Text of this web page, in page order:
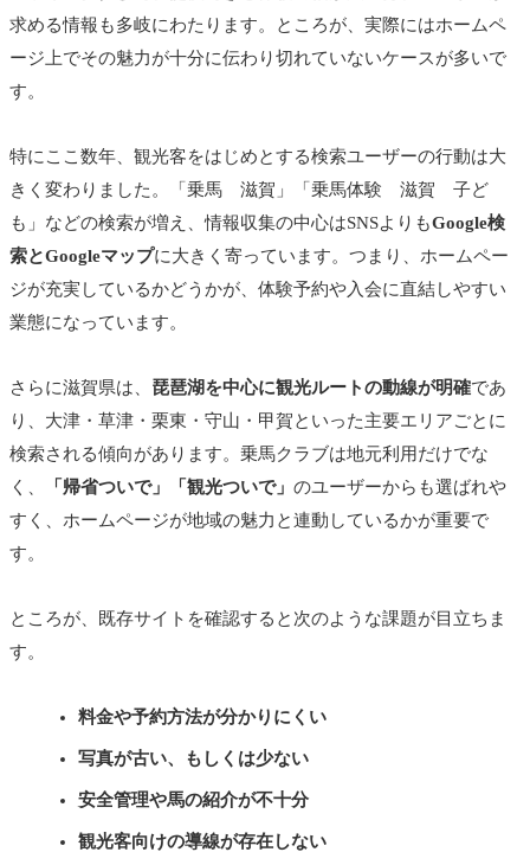
求める情報も多岐にわたります。ところが、実際にはホームペ
ージ上でその魅力が十分に伝わり切れていないケースが多いで
す。
特にここ数年、観光客をはじめとする検索ユーザーの行動は大
きく変わりました。「乗馬 滋賀」「乗馬体験 滋賀 子ど
も」などの検索が増え、情報収集の中心はSNSよりもGoogle検
索とGoogleマップに大きく寄っています。つまり、ホームペー
ジが充実しているかどうかが、体験予約や入会に直結しやすい
業態になっています。
さらに滋賀県は、 琵琶湖を中心に観光ルートの動線が明確であ
り、大津・草津・栗東・守山・甲賀といった主要エリアごとに
検索される傾向があります。乗馬クラブは地元利用だけでな
く、
「帰省ついで」「観光ついで」 のユーザーからも選ばれや
すく、ホームページが地域の魅力と連動しているかが重要で
す。
ところが、既存サイトを確認すると次のような課題が目立ちま
す。
料金や予約方法が分かりにくい
写真が古い、もしくは少ない
安全管理や馬の紹介が不十分
観光客向けの導線が存在しない